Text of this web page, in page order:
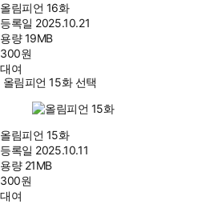
올림피언 16화
등록일 2025.10.21
용량19MB
300원
대여
올림피언 15화 선택
올림피언 15화
등록일 2025.10.11
용량 21MB
300원
대여